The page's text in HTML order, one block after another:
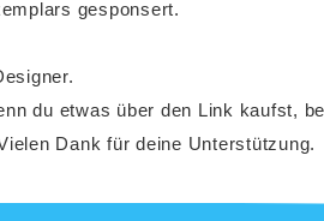
gesponsert.
du etwas über den Link kaufst,
Dank für deine Unterstützung.